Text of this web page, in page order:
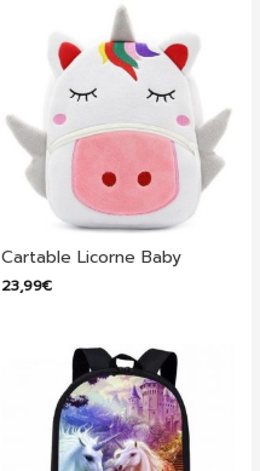
Cartable Licorne Baby
23,99€